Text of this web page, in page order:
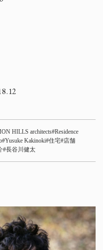
HILLS architects Residence
Yusuke Kakinoki 住宅 店舗
長谷川健太